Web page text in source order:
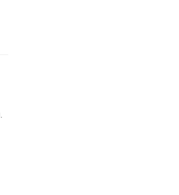
مشكلات الصيغة: مؤشر TDI العالي في الصيغ منخفضة الكثافة ، ونسبة غير لائقة من الماء إلى عوامل النفخ المادية ، وعامل النفخ المادي غير الكافي ، والمياه المفرطة.